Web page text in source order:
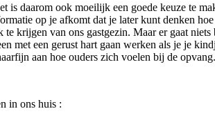
is daarom ook moeilijk een goede keuze te
op je afkomt dat je later kunt denken
krijgen van ons gastgezin. Maar er gaat
met een gerust hart gaan werken als je je
aan hoe ouders zich voelen bij de opvang.
in ons huis :